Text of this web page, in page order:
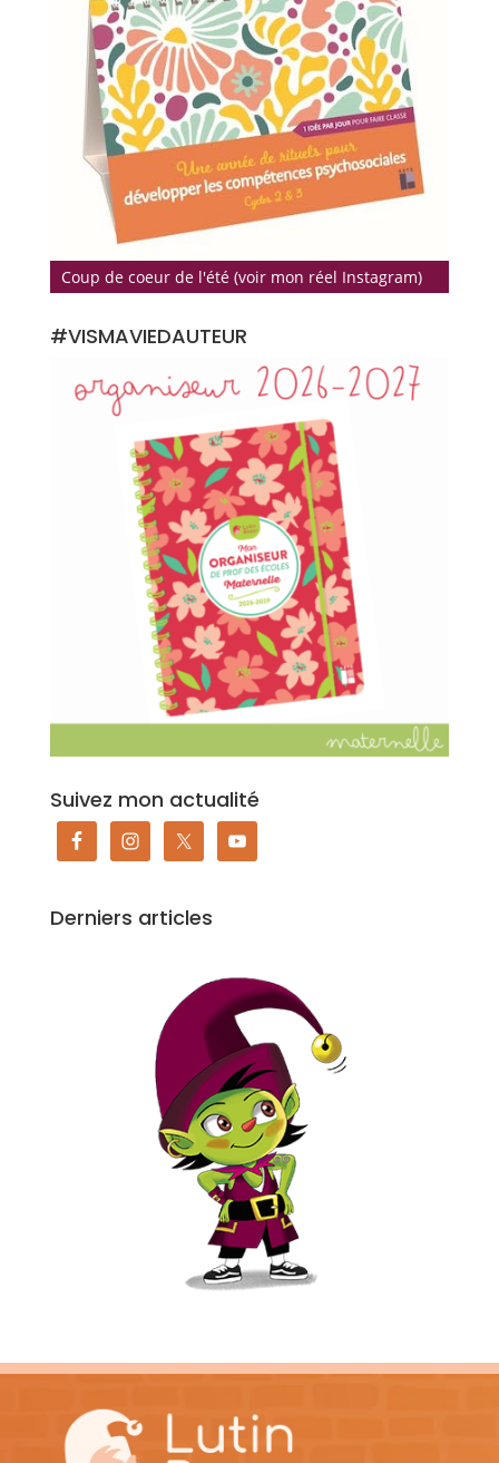
Coup de coeur de l'été (voir mon réel Instagram)
#VISMAVIEDAUTEUR
Suivez mon actualité
Derniers articles